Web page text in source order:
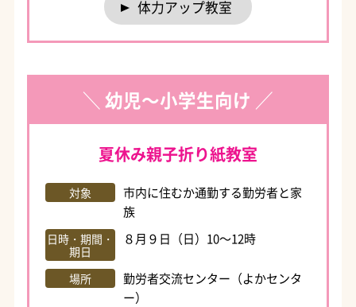
体力アップ教室
＼ 幼児～小学生向け ／
夏休み親子折り紙教室
対象
市内に住むか通勤する勤労者と家
族
日時・期間・
期日
８月９日（日）10～12時
場所
勤労者交流センター（よかセンタ
ー）